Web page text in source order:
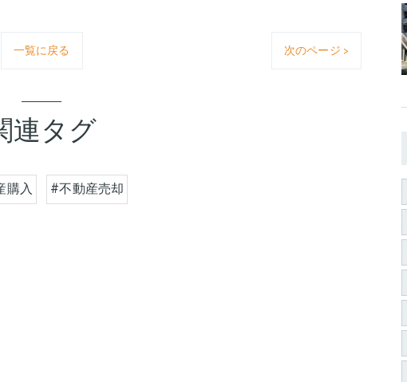
一覧に戻る 次のページ >
連タグ
購入 #不動産売却